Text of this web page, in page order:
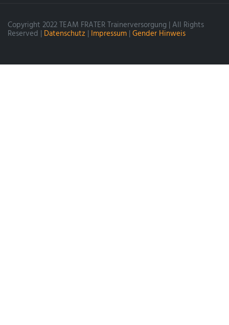
Copyright 2022 TEAM FRATER Trainerversorgung | All Rights
Reserved | Datenschutz | Impressum | Gender Hinweis